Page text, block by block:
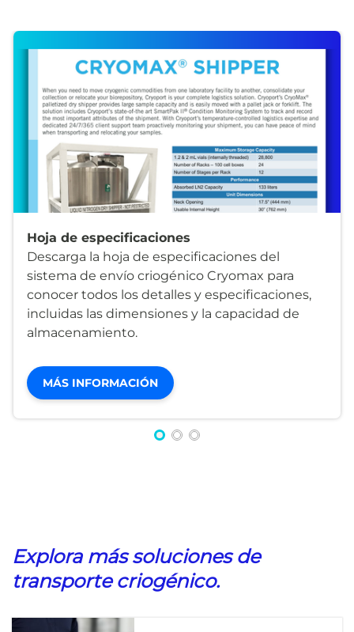
Hoja de especificaciones
Descarga la hoja de especificaciones del
sistema de envío criogénico Cryomax para
conocer todos los detalles y especificaciones,
incluidas las dimensiones y la capacidad de
almacenamiento.
MÁS INFORMACIÓN
Explora más soluciones de
transporte criogénico.